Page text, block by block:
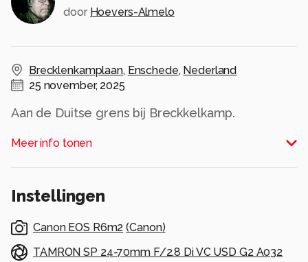
door Hoevers-Almelo
Brecklenkamplaan, Enschede, Nederland
25 november, 2025
Aan de Duitse grens bij Breckkelkamp.
kom je nog eens ergens..
Meer info tonen
Instellingen
Canon EOS R6m2 (Canon)
TAMRON SP 24-70mm F/2.8 Di VC USD G2 A032